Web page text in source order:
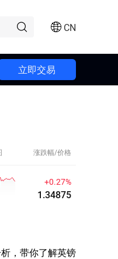
CN
立即交易
涨跌幅/价格
+0.27%
1.34875
，带你了解英镑